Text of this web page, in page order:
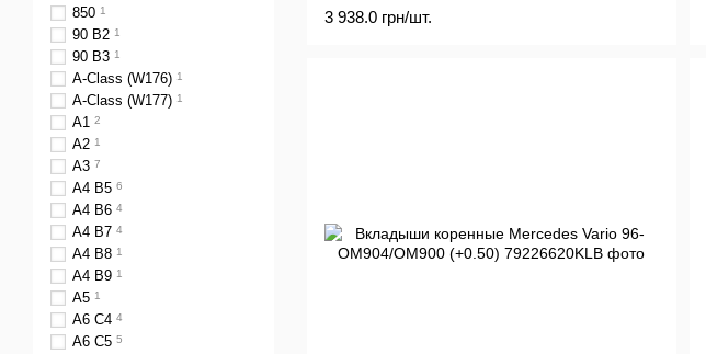
3 938.0 грн/шт.
850 1
90 B2 1
90 B3 1
A-Class (W176) 1
A-Class (W177) 1
A1 2
A2 1
A3 7
A4 B5 6
A4 B6 4
A4 B7 4
A4 B8 1
A4 B9 1
A5 1
A6 C4 4
A6 C5 5